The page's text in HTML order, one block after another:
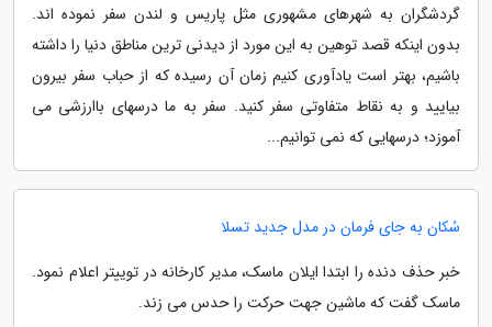
گردشگران به شهرهای مشهوری مثل پاریس و لندن سفر نموده اند.
بدون اینکه قصد توهین به این مورد از دیدنی ترین مناطق دنیا را داشته
باشیم، بهتر است یادآوری کنیم زمان آن رسیده که از حباب سفر بیرون
بیایید و به نقاط متفاوتی سفر کنید. سفر به ما درسهای باارزشی می
آموزد؛ درسهایی که نمی توانیم...
سُکان به جای فرمان در مدل جدید تسلا
خبر حذف دنده را ابتدا ایلان ماسک، مدیر کارخانه در توییتر اعلام نمود.
ماسک گفت که ماشین جهت حرکت را حدس می زند.